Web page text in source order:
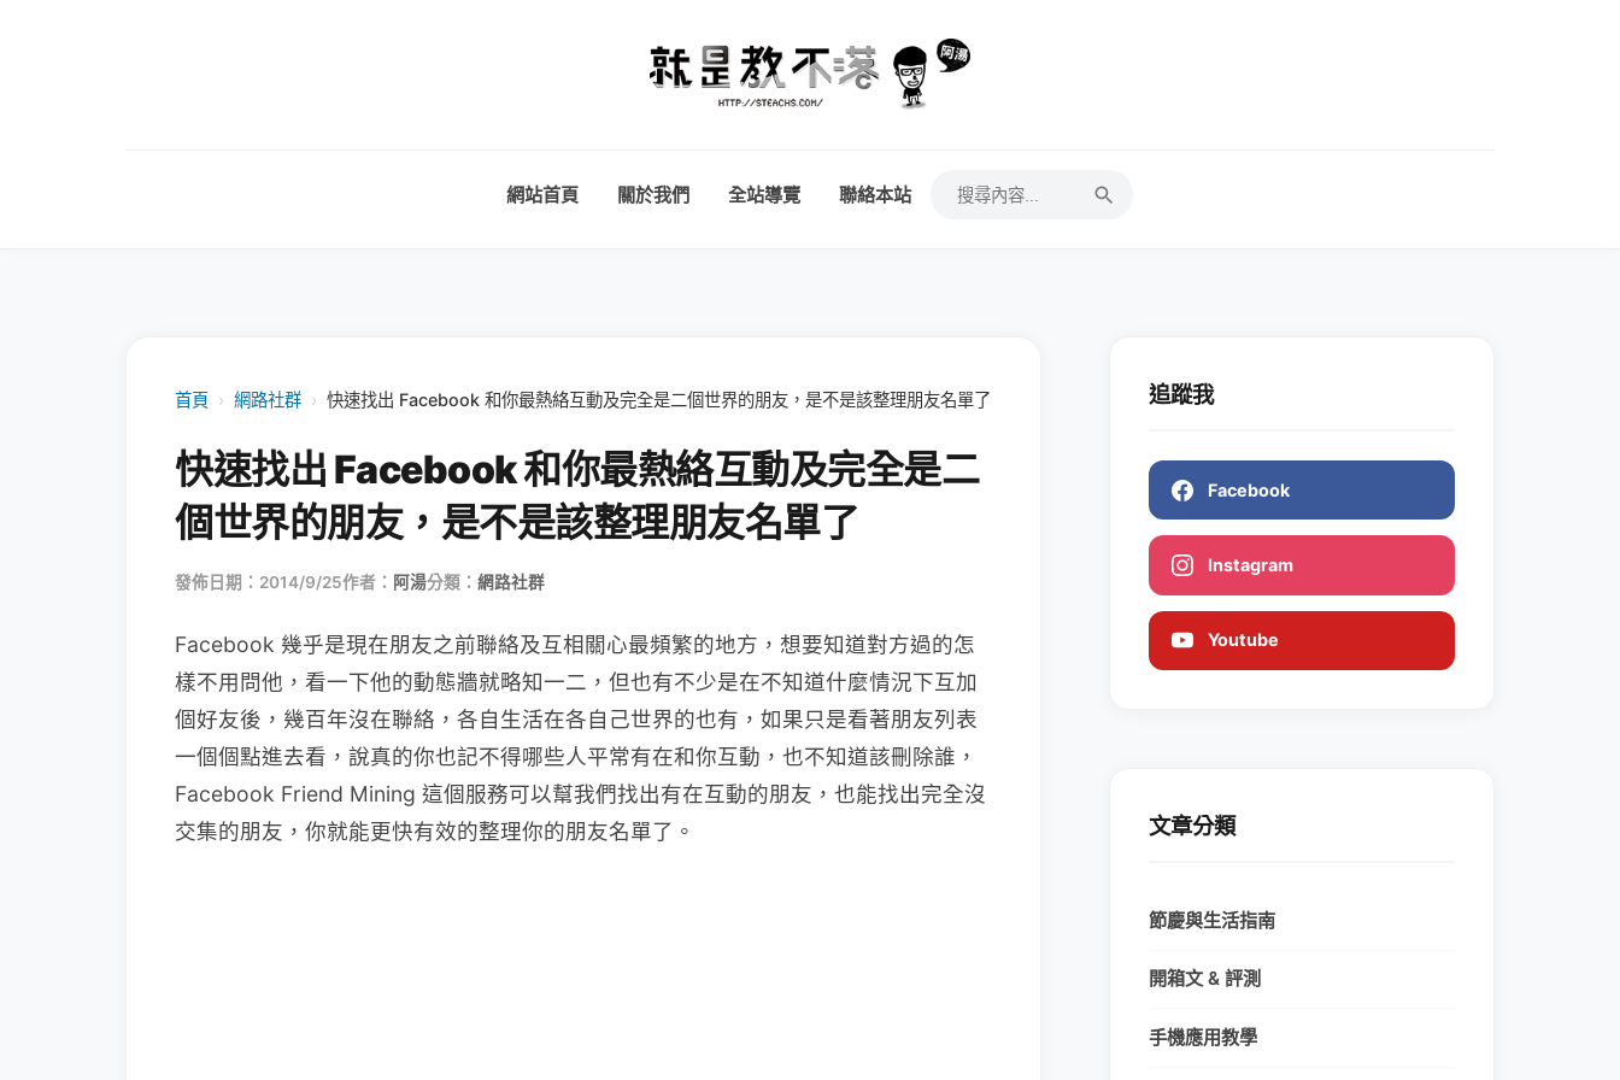
網站首頁 關於我們 全站導覽 聯絡本站
首頁 › 網路社群 › 快速找出 Facebook 和你最熱絡互動及完全是二個世界的朋友，是不是該整理朋友名單了
快速找出 Facebook 和你最熱絡互動及完全是二
個世界的朋友，是不是該整理朋友名單了
發佈日期：2014/9/25作者： 阿湯分類： 網路社群
Facebook 幾乎是現在朋友之前聯絡及互相關心最頻繁的地方，想要知道對方過的怎
樣不用問他，看一下他的動態牆就略知一二，但也有不少是在不知道什麼情況下互加
個好友後，幾百年沒在聯絡，各自生活在各自己世界的也有，如果只是看著朋友列表
一個個點進去看，說真的你也記不得哪些人平常有在和你互動，也不知道該刪除誰，
Facebook Friend Mining 這個服務可以幫我們找出有在互動的朋友，也能找出完全沒
交集的朋友，你就能更快有效的整理你的朋友名單了。
追蹤我
Facebook
Instagram
Youtube
文章分類
節慶與生活指南
開箱文 & 評測
手機應用教學